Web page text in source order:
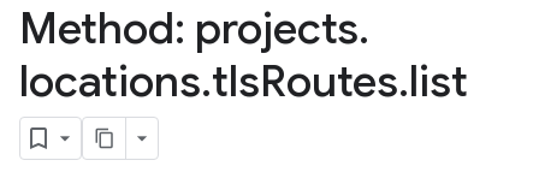
Method: projects.
locations.tlsRoutes.list